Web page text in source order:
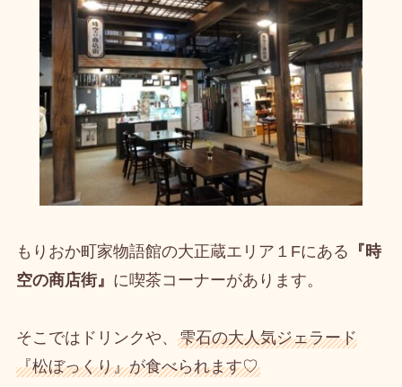
もりおか町家物語館の大正蔵エリア１Fにある 『時
空の商店街』 に喫茶コーナーがあります。
そこではドリンクや、 雫石の大人気ジェラード
『松ぼっくり』が食べられます♡